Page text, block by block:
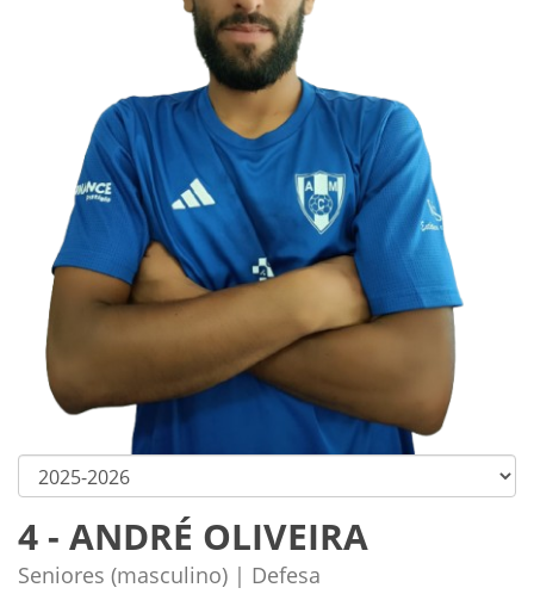
4 - ANDRÉ OLIVEIRA
Seniores (masculino) | Defesa